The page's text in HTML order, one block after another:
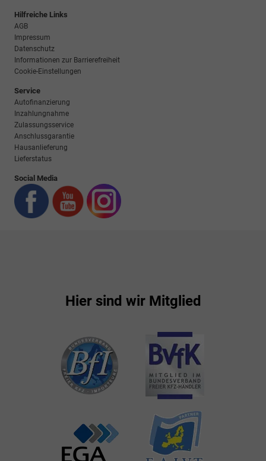
Hilfreiche Links
AGB
Impressum
Datenschutz
Informationen zur Barrierefreiheit
Cookie-Einstellungen
Service
Autofinanzierung
Inzahlungnahme
Zulassungsservice
Anschlussgarantie
Hausanlieferung
Lieferstatus
Social Media
Hier sind wir Mitglied